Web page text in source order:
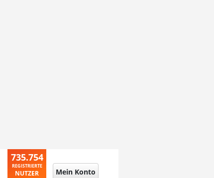
735.754
REGISTRIERTE
NUTZER Mein Konto